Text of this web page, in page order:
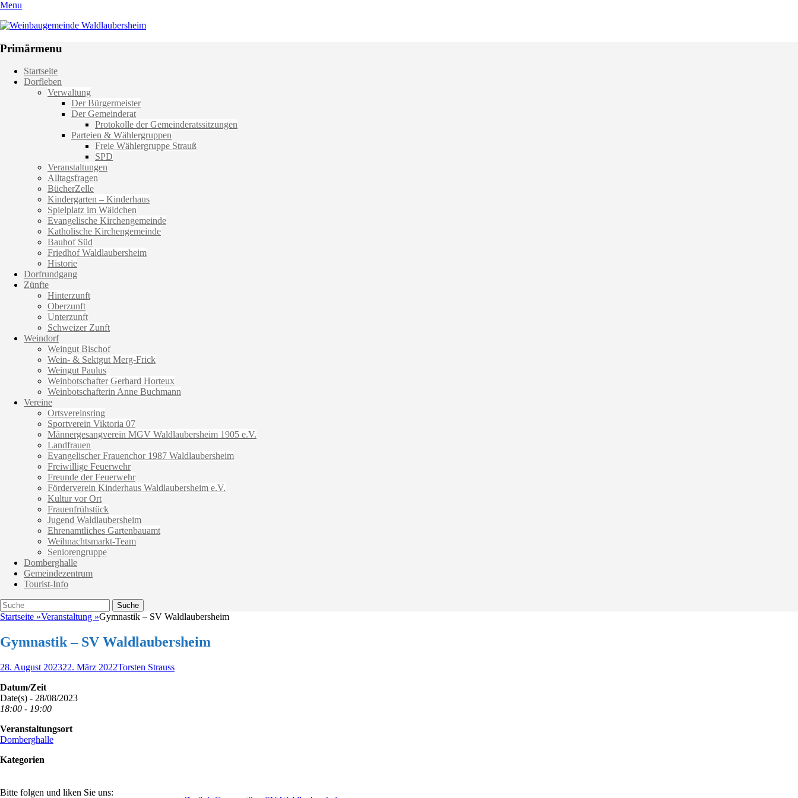
Menu
Weinbaugemeinde Waldlaubersheim
Primärmenu
Weiter
zum
Startseite
Dorfleben
Verwaltung
Der Bürgermeister
Der Gemeinderat
Protokolle der Gemeinderatssitzungen
Parteien & Wählergruppen
Freie Wählergruppe Strauß
SPD
Veranstaltungen
Alltagsfragen
BücherZelle
Kindergarten – Kinderhaus
Spielplatz im Wäldchen
Evangelische Kirchengemeinde
Katholische Kirchengemeinde
Bauhof Süd
Friedhof Waldlaubersheim
Historie
Dorfrundgang
Zünfte
Hinterzunft
Oberzunft
Unterzunft
Schweizer Zunft
Weindorf
Weingut Bischof
Wein- & Sektgut Merg-Frick
Weingut Paulus
Weinbotschafter Gerhard Horteux
Weinbotschafterin Anne Buchmann
Vereine
Ortsvereinsring
Sportverein Viktoria 07
Männergesangverein MGV Waldlaubersheim 1905 e.V.
Landfrauen
Evangelischer Frauenchor 1987 Waldlaubersheim
Freiwillige Feuerwehr
Freunde der Feuerwehr
Förderverein Kinderhaus Waldlaubersheim e.V.
Kultur vor Ort
Frauenfrühstück
Jugend Waldlaubersheim
Ehrenamtliches Gartenbauamt
Weihnachtsmarkt-Team
Seniorengruppe
Domberghalle
Gemeindezentrum
Tourist-Info
Suche
Suche
nach:
Startseite »Veranstaltung »Gymnastik – SV Waldlaubersheim
Gymnastik – SV Waldlaubersheim
Veröffentlicht
28. August 202322. März 2022Autor
Torsten Strauss
Datum/Zeit
Date(s) - 28/08/2023
18:00 - 19:00
Veranstaltungsort
Domberghalle
Kategorien
Bitte folgen und liken Sie uns: